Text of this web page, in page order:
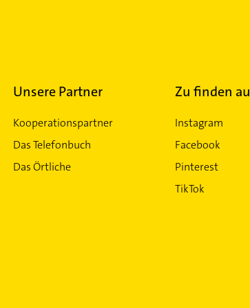
Unsere Partner
Kooperationspartner
Das Telefonbuch
Das Örtliche
Zu finden
Instagram
Facebook
Pinterest
TikTok